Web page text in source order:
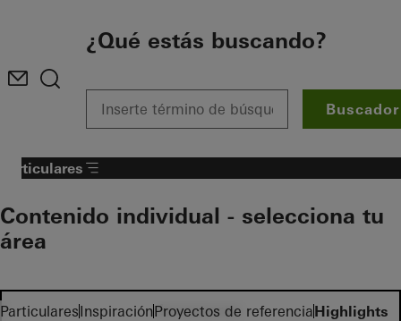
¿Qué estás buscando?
Buscador
ParticularesInspiraciónProyectos de referenciaHighlights
Particulares
Contenido individual - selecciona tu
área
Inversores